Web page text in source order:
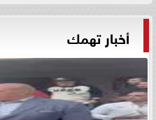
أخبار تهمك